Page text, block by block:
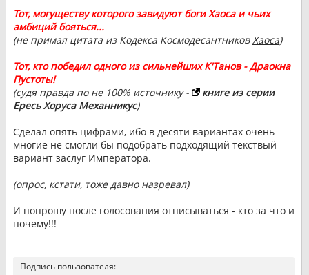
Тот, могуществу которого завидуют боги Хаоса и чьих
амбиций бояться...
(не примая цитата из Кодекса КосмодесантниковХаоса)
Тот, кто победил одного из сильнейших К'Танов - Драокна
Пустоты!
(судя правда по не 100% источнику -
книге из серии
Ересь Хоруса Механникус)
Сделал опять цифрами, ибо в десяти вариантах очень
многие не смогли бы подобрать подходящий текствый
вариант заслуг Императора.
(опрос, кстати, тоже давно назревал)
И попрошу после голосования отписываться - кто за что и
почему!!!
Подпись пользователя: